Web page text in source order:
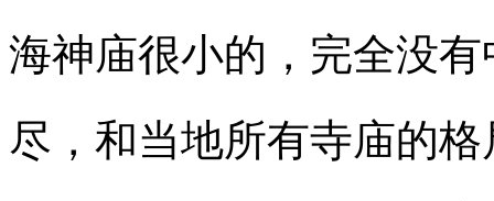
海神庙很小的，完全没
尽，和当地所有寺庙的